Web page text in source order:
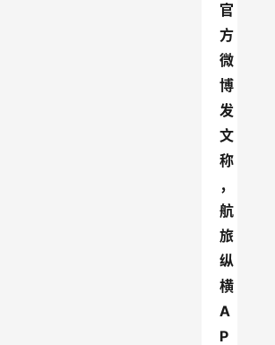
官
方
微
博
发
文
称
，
航
旅
纵
横
A
P